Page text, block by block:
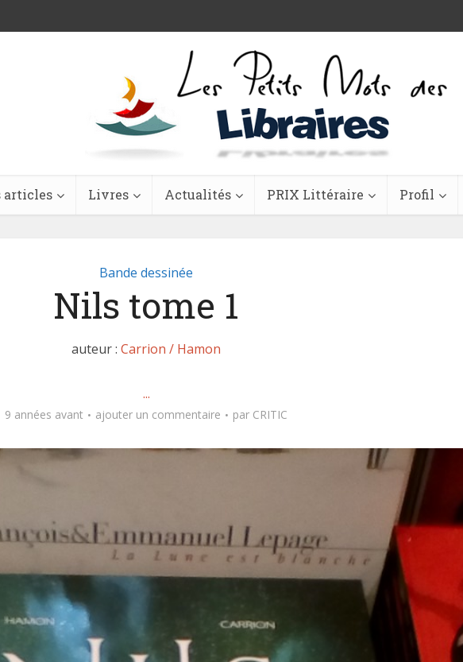
articles Livres Actualités PRIX Littéraire Profil
Bande dessinée
Nils tome 1
auteur : Carrion / Hamon
...
9 années avant ajouter un commentaire par CRITIC